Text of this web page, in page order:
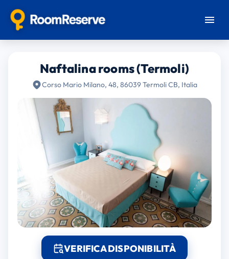
Naftalina rooms (Termoli)
Corso Mario Milano, 48, 86039 Termoli CB, Italia
VERIFICA DISPONIBILITÀ